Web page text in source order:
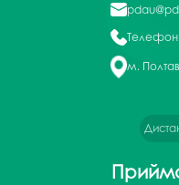
Телефон
м.